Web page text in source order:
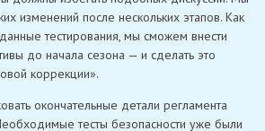
изменений после нескольких этапов. Как
тестирования, мы сможем внести
до начала сезона — и сделать это
коррекции».
окончательные детали регламента
тесты безопасности уже были